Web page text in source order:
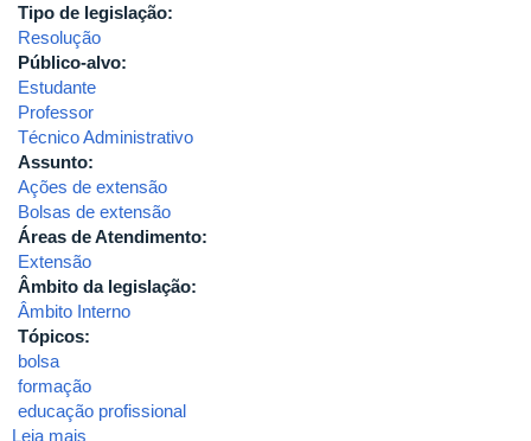
-
Graça
do
Aché.
Tipo de legislação:
Resolução
Público-alvo:
Estudante
Professor
Técnico Administrativo
Assunto:
Ações de extensão
Bolsas de extensão
Áreas de Atendimento:
Extensão
Âmbito da legislação:
Âmbito Interno
Tópicos:
bolsa
formação
educação profissional
Leia mais